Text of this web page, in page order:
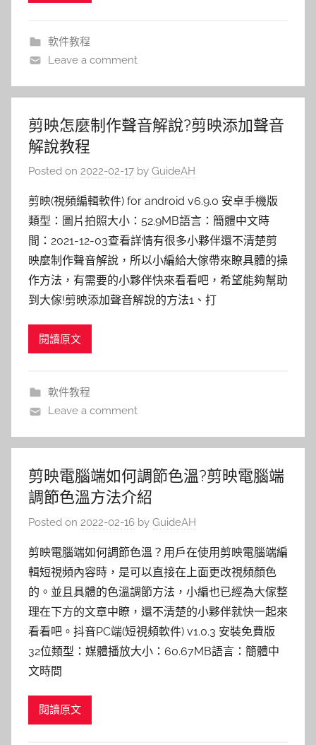
軟件教程
Leave a comment
剪映怎麼制作聲音解說?剪映添加聲音
解說教程
Posted on 2022-02-17 by GuideAH
剪映(視頻編輯軟件) for android v6.9.0 安卓手機版
類型：圖片拍照大小：52.9MB語言：簡體中文時
間：2021-12-03查看詳情有很多小夥伴還不清楚剪
映麼制作聲音解說，所以小編給大傢帶來瞭具體的操
作方法，有需要的小夥伴快來看看吧，希望能夠幫助
到大傢!剪映添加聲音解說的方法1、打
閱讀原文
軟件教程
Leave a comment
剪映電腦端如何調節色溫?剪映電腦端
調節色溫方法介紹
Posted on 2022-02-16 by GuideAH
剪映電腦端如何調節色溫？用戶在使用剪映電腦端編
輯短視頻內容時，是可以直接在上面更改視頻顏色
的。並且具體的色溫調節方法，小編也已經為大傢整
理在下方的文章中瞭，還不清楚的小夥伴就快一起來
看看吧。抖音PC端(短視頻軟件) v1.0.3 安裝免費版
32位類型：媒體播放大小：60.67MB語言：簡體中
文時間
閱讀原文